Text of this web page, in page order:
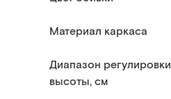
Материал каркаса
Диапазон регулировки
высоты, см